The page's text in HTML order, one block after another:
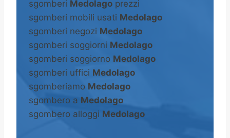
sgomberi Medolago prezzi
sgomberi mobili usati Medolago
sgomberi negozi Medolago
sgomberi soggiorni Medolago
sgomberi soggiorno Medolago
sgomberi uffici Medolago
sgomberiamo Medolago
sgombero a Medolago
sgombero alloggi Medolago